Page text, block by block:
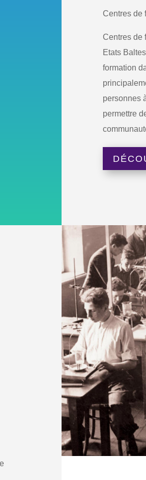
Centres de
Centres de
Etats
formation
personnes
permettre